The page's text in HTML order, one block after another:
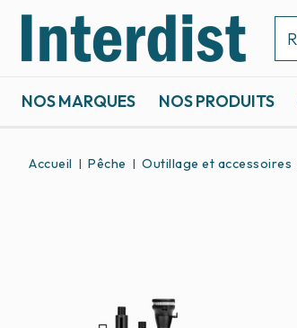
NOS MARQUES NOS PRODUITS
Accueil Pêche Outillage et accessoires